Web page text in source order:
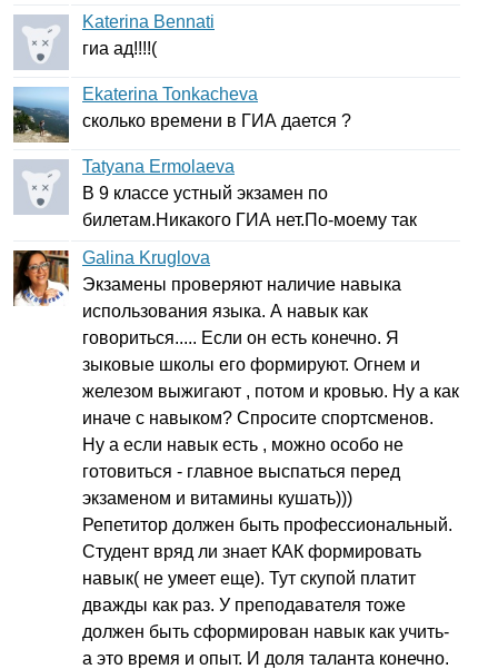
Katerina Bennati
гиа ад!!!!(
Ekaterina Tonkacheva
сколько времени в ГИА дается ?
Tatyana Ermolaeva
В 9 классе устный экзамен по
билетам.Никакого ГИА нет.По-моему так
Galina Kruglova
Экзамены проверяют наличие навыка
использования языка. А навык как
говориться..... Если он есть конечно. Я
зыковые школы его формируют. Огнем и
железом выжигают , потом и кровью. Ну а как
иначе с навыком? Спросите спортсменов.
Ну а если навык есть , можно особо не
готовиться - главное выспаться перед
экзаменом и витамины кушать)))
Репетитор должен быть профессиональный.
Студент вряд ли знает КАК формировать
навык( не умеет еще). Тут скупой платит
дважды как раз. У преподавателя тоже
должен быть сформирован навык как учить-
а это время и опыт. И доля таланта конечно.